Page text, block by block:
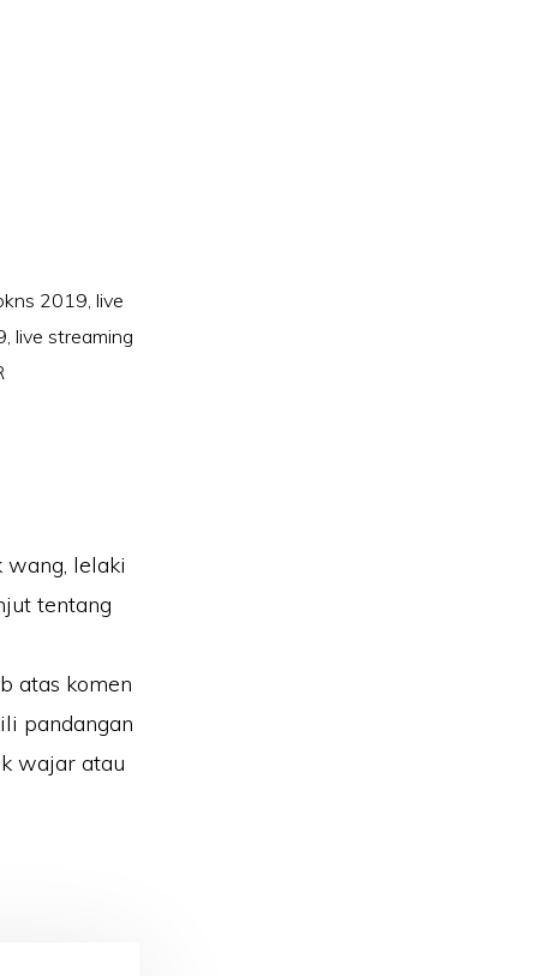
2019, live
, live streaming
wang, lelaki
tentang
atas komen
pandangan
wajar atau